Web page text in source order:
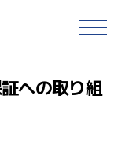
への取り組